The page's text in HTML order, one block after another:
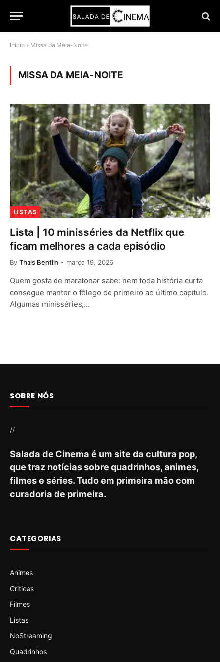
Início » Missa da Meia-Noite
MISSA DA MEIA-NOITE
LISTAS
Lista | 10 minisséries da Netflix que
ficam melhores a cada episódio
By Thais Bentlin março 19, 2026
Quem gosta de maratonar sabe: nem toda história curta
consegue manter o fôlego do primeiro ao último capítulo.
Algumas minisséries,…
SOBRE NÓS
//
Salada de Cinema é um site da cultura pop,
que traz notícias sobre quadrinhos, animes,
filmes e séries. Tudo em primeira mão com
curadoria de primeira.
CATEGORIAS
Animes
Criticas
Filmes
Listas
NoStreaming
Quadrinhos